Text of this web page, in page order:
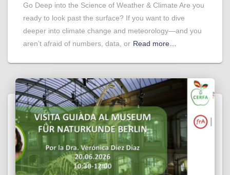
Go Deep into the Science of Weather & Climate Are you
ready to look past the surface? If you want to dive
deeper into climate change and meteorology—and you
aren’t afraid of numbers, data, or Read more…